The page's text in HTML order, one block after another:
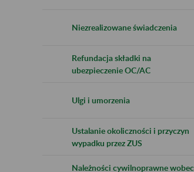
Niezrealizowane świadczenia
Refundacja składki na
ubezpieczenie OC/AC
Ulgi i umorzenia
Ustalanie okoliczności i przyczyn
wypadku przez ZUS
Należności cywilnoprawne wobec